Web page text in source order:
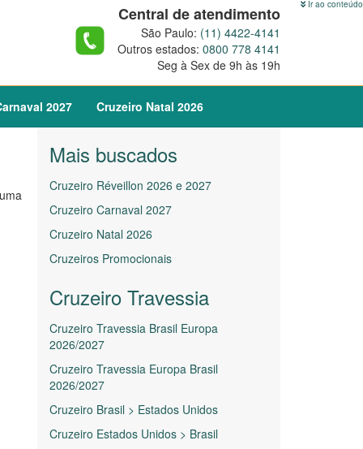
Ir ao conteúdo
Central de atendimento
São Paulo: (11) 4422-4141
Outros estados: 0800 778 4141
Seg à Sex de 9h às 19h
2027 Cruzeiro Natal 2026
Mais buscados
Cruzeiro Réveillon 2026 e 2027
Cruzeiro Carnaval 2027
Cruzeiro Natal 2026
Cruzeiros Promocionais
Cruzeiro Travessia
Cruzeiro Travessia Brasil Europa
2026/2027
Cruzeiro Travessia Europa Brasil
2026/2027
Cruzeiro Brasil > Estados Unidos
Cruzeiro Estados Unidos > Brasil